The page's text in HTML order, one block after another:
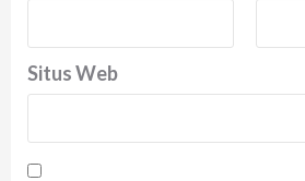
Situs Web